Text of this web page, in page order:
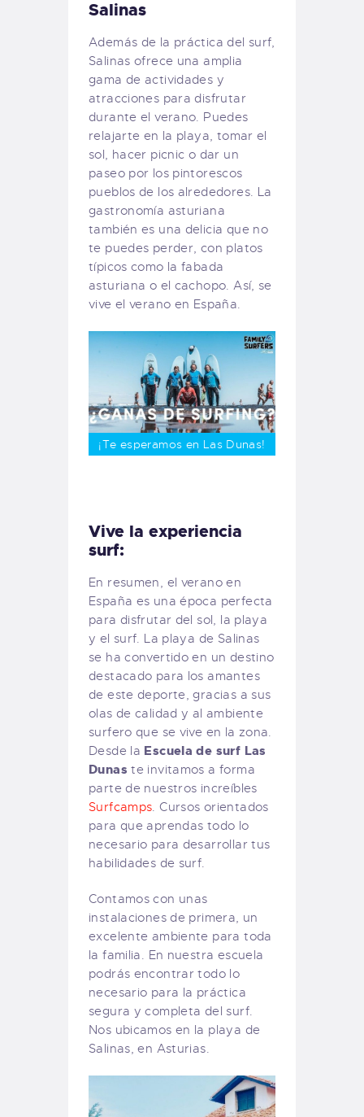
Salinas
Además de la práctica del surf,
Salinas ofrece una amplia
gama de actividades y
atracciones para disfrutar
durante el verano. Puedes
relajarte en la playa, tomar el
sol, hacer picnic o dar un
paseo por los pintorescos
pueblos de los alrededores. La
gastronomía asturiana
también es una delicia que no
te puedes perder, con platos
típicos como la fabada
asturiana o el cachopo. Así, se
vive el verano en España.
¡Te esperamos en Las Dunas!
Vive la experiencia
surf:
En resumen, el verano en
España es una época perfecta
para disfrutar del sol, la playa
y el surf. La playa de Salinas
se ha convertido en un destino
destacado para los amantes
de este deporte, gracias a sus
olas de calidad y al ambiente
surfero que se vive en la zona.
Desde la Escuela de surf Las
Dunas te invitamos a forma
parte de nuestros increíbles
Surfcamps. Cursos orientados
para que aprendas todo lo
necesario para desarrollar tus
habilidades de surf.
Contamos con unas
instalaciones de primera, un
excelente ambiente para toda
la familia. En nuestra escuela
podrás encontrar todo lo
necesario para la práctica
segura y completa del surf.
Nos ubicamos en la playa de
Salinas, en Asturias.